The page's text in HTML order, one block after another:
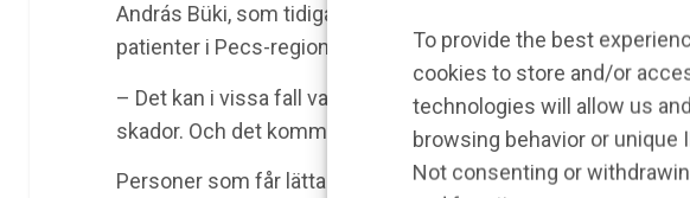
To provide the best
cookies to store and/or
technologies will allow us
browsing behavior or unique
Not consenting or
András Büki, som tidigare var ansvarig för att organisera den
patienter i Pecs-regionen med en miljon invånare i Ungern.
– Det kan i vissa fall vara så att även en mildare
skador. Och det kommer vi kunna se med ett blodprov, säger
Personer som får lättare hjärnskador har ofta problem med